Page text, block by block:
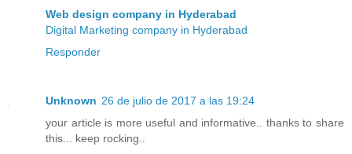
Web design company in Hyderabad
Digital Marketing company in Hyderabad
Responder
Unknown 26 de julio de 2017 a las 19:24
your article is more useful and informative.. thanks to share
this... keep rocking..